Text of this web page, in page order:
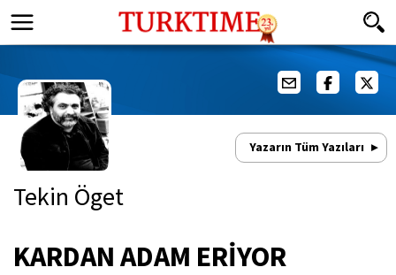
Yazarın Tüm Yazıları
Tekin Öget
KARDAN ADAM ERİYOR